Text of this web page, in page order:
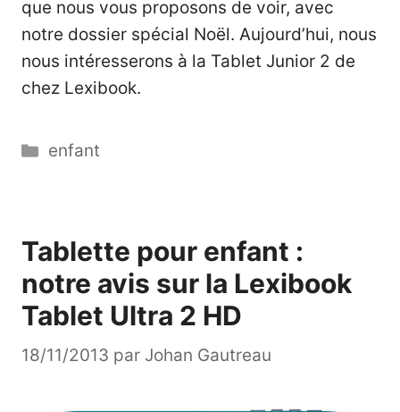
que nous vous proposons de voir, avec
notre dossier spécial Noël. Aujourd’hui, nous
nous intéresserons à la Tablet Junior 2 de
chez Lexibook.
Catégories
enfant
Tablette pour enfant :
notre avis sur la Lexibook
Tablet Ultra 2 HD
18/11/2013 par Johan Gautreau